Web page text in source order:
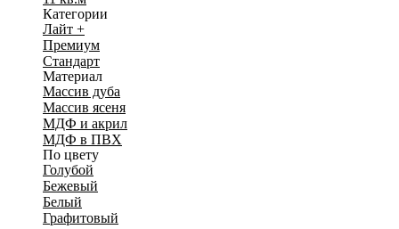
Категории
Лайт +
Премиум
Стандарт
Материал
Массив дуба
Массив ясеня
МДФ и акрил
МДФ в ПВХ
По цвету
Голубой
Бежевый
Белый
Графитовый